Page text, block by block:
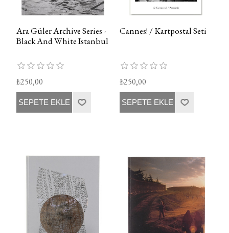
Ara Güler Archive Series -
Black And White Istanbul
₺250,00
SEPETE EKLE
Cannes! / Kartpostal Seti
₺250,00
SEPETE EKLE